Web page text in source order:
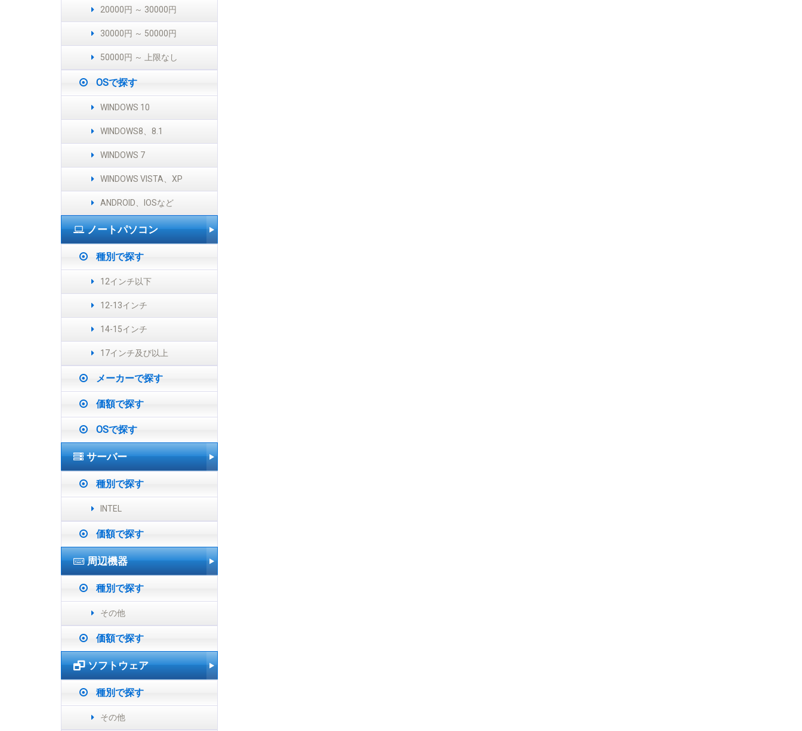
20000円 ～ 30000円
30000円 ～ 50000円
50000円 ～ 上限なし
OSで探す
WINDOWS 10
WINDOWS8、8.1
WINDOWS 7
WINDOWS VISTA、XP
ANDROID、IOSなど
ノートパソコン
種別で探す
12インチ以下
12-13インチ
14-15インチ
17インチ及び以上
メーカーで探す
価額で探す
OSで探す
サーバー
種別で探す
INTEL
価額で探す
周辺機器
種別で探す
その他
価額で探す
ソフトウェア
種別で探す
その他